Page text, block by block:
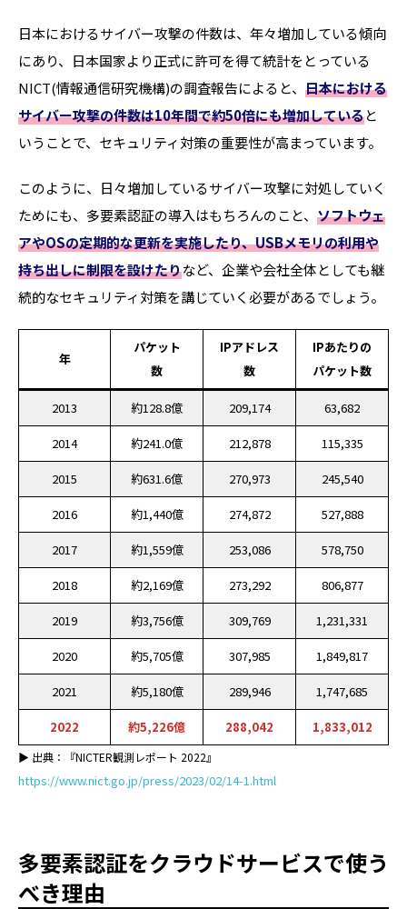
日本におけるサイバー攻撃の件数は、年々増加している傾向
にあり、日本国家より正式に許可を得て統計をとっている
NICT(情報通信研究機構)の調査報告によると、 日本における
サイバー攻撃の件数は10年間で約50倍にも増加していると
いうことで、セキュリティ対策の重要性が高まっています。
このように、日々増加しているサイバー攻撃に対処していく
ためにも、多要素認証の導入はもちろんのこと、 ソフトウェ
アやOSの定期的な更新を実施したり、USBメモリの利用や
持ち出しに制限を設けたりなど、企業や会社全体としても継
続的なセキュリティ対策を講じていく必要があるでしょう。
年
パケット
数
IPアドレス
数
IPあたりの
パケット数
2013 約128.8億 209,174 63,682
2014 約241.0億 212,878 115,335
2015 約631.6億 270,973 245,540
2016 約1,440億 274,872 527,888
2017 約1,559億 253,086 578,750
2018 約2,169億 273,292 806,877
2019 約3,756億 309,769 1,231,331
2020 約5,705億 307,985 1,849,817
2021 約5,180億 289,946 1,747,685
2022 約5,226億 288,042 1,833,012
▶ 出典：『NICTER観測レポート 2022』
https://www.nict.go.jp/press/2023/02/14-1.html
多要素認証をクラウドサービスで使う
べき理由